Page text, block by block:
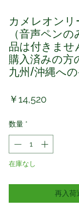
カメレオン
（音声ペン
品は付きませ
購入済みの
九州/沖縄へ
￥14,520価
数量 *
在庫なし
再入荷